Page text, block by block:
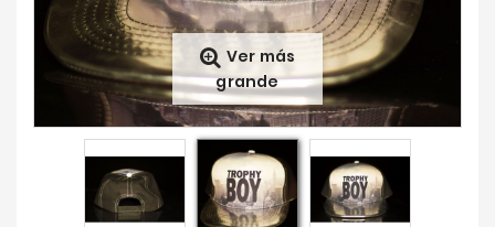
Brands
Novedades
Ver más
grande